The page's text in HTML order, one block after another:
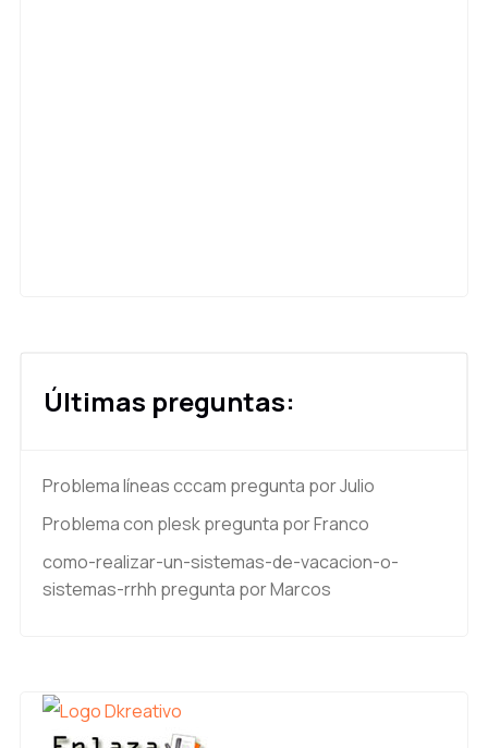
Últimas preguntas:
Problema líneas cccam pregunta por Julio
Problema con pleskpregunta por Franco
como-realizar-un-sistemas-de-vacacion-o-
sistemas-rrhh pregunta por Marcos